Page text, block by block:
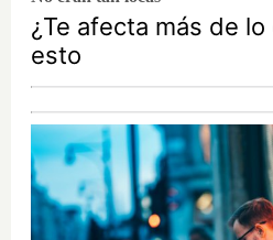
¿Te afecta más de
esto